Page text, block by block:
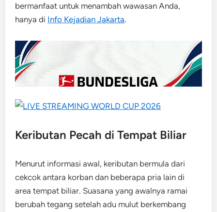
bermanfaat untuk menambah wawasan Anda,
hanya di Info Kejadian Jakarta.
Keributan Pecah di Tempat Biliar
Menurut informasi awal, keributan bermula dari
cekcok antara korban dan beberapa pria lain di
area tempat biliar. Suasana yang awalnya ramai
berubah tegang setelah adu mulut berkembang